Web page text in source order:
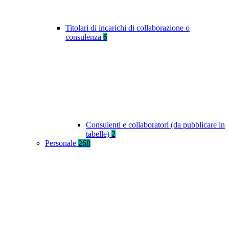
Titolari di incarichi di collaborazione o
consulenza 6
Consulenti e collaboratori (da pubblicare in
tabelle) 2
Personale 268